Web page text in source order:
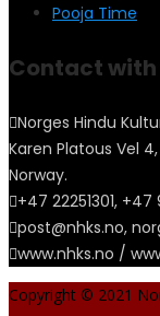
Pooja Time
Contact with
Norges Hindu
Karen Platous Vel
Norway.
+47 22251301,
post@nhks.no,
www.nhks.no /
Copyright © 2021